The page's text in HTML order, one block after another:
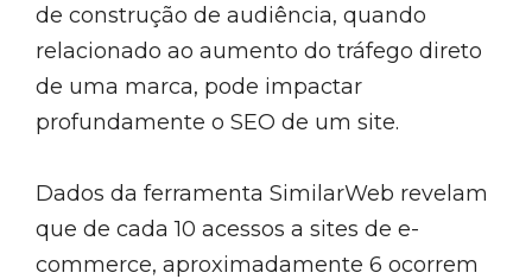
de construção de audiência, quando
relacionado ao aumento do tráfego direto
de uma marca, pode impactar
profundamente o SEO de um site.
Dados da ferramenta SimilarWeb revelam
que de cada 10 acessos a sites de e-
commerce, aproximadamente 6 ocorrem